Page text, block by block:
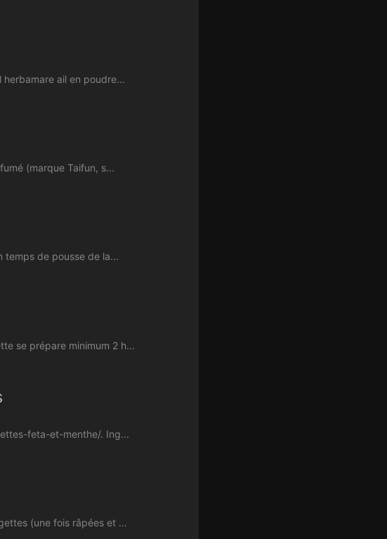
ail en poudre...
(marque Taifun, s...
de pousse de la...
se prépare minimum 2 h...
feta-et-menthe/. Ing...
(une fois râpées et ...